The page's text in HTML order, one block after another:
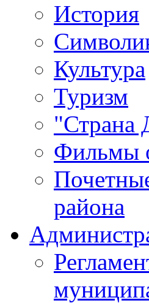
История
Культура
Туризм
"Страна
Фильмы
района